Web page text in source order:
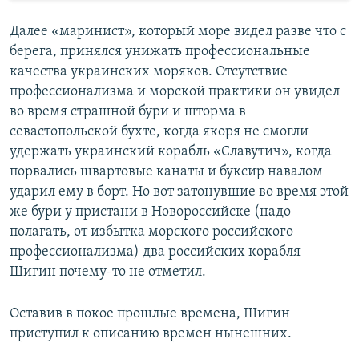
Далее «маринист», который море видел разве что с
берега, принялся унижать профессиональные
качества украинских моряков. Отсутствие
профессионализма и морской практики он увидел
во время страшной бури и шторма в
севастопольской бухте, когда якоря не смогли
удержать украинский корабль «Славутич», когда
порвались швартовые канаты и буксир навалом
ударил ему в борт. Но вот затонувшие во время этой
же бури у пристани в Новороссийске (надо
полагать, от избытка морского российского
профессионализма) два российских корабля
Шигин почему-то не отметил.
Оставив в покое прошлые времена, Шигин
приступил к описанию времен нынешних.